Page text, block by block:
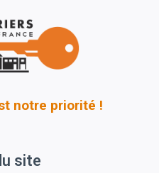
notre priorité !
site